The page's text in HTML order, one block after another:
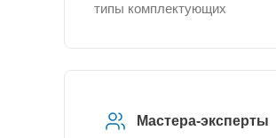
типы комплектующих
Мастера-эксперты